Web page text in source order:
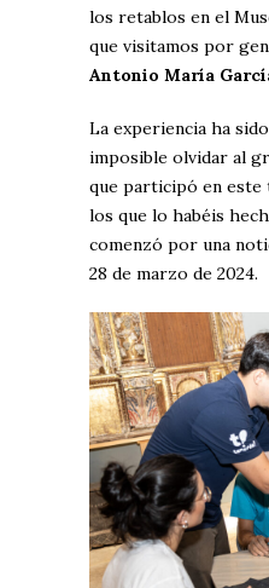
los retablos en el
que visitamos por
Antonio María
La experiencia ha
imposible olvidar al
que participó en este
los que lo habéis
comenzó por una
28 de marzo de 2024.